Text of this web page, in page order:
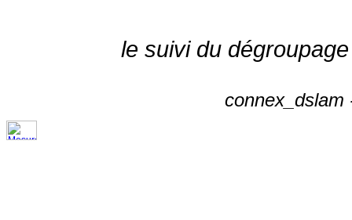
le suivi du
connex_dslam